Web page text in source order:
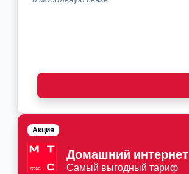
Домашний интернет
Самый выгодный тариф
Акция